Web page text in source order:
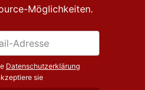
Möglichkeiten.
Datenschutzerklärung
sie